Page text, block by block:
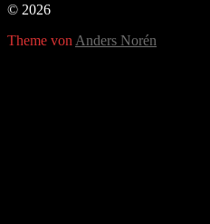
© 2026
Theme von Anders Norén